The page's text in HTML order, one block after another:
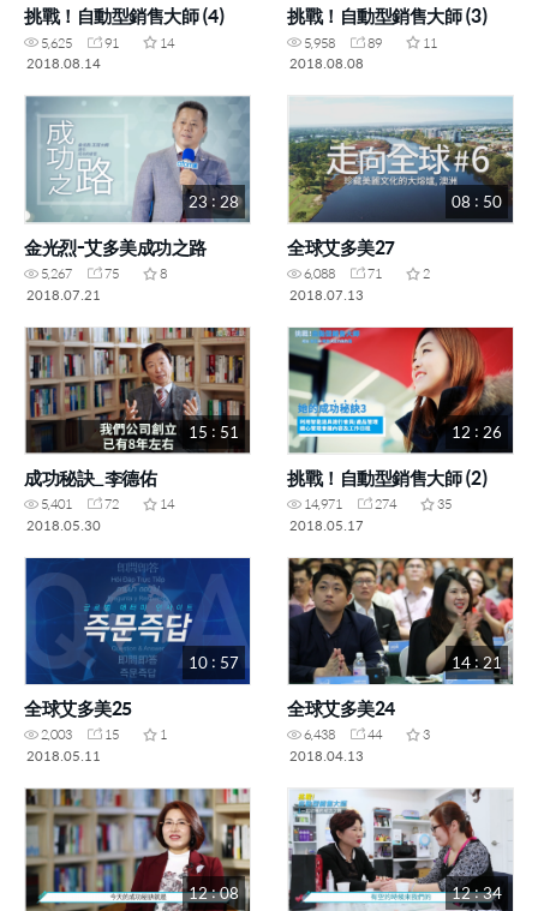
挑戰！自動型銷售大師 (4)
5,625 91
14
2018.08.14
挑戰！自動型銷售大師 (3)
5,958 89
11
2018.08.08
23 : 28
金光烈-艾多美成功之路
5,267 75
8
2018.07.21
08 : 50
全球艾多美27
6,088 71
2
2018.07.13
15 : 51
成功秘訣_李德佑
5,401 72
14
2018.05.30
12 : 26
挑戰！自動型銷售大師 (2)
14,971 274
35
2018.05.17
10 : 57
全球艾多美25
2,003 15
1
2018.05.11
14 : 21
全球艾多美24
6,438 44
3
2018.04.13
12 : 08 12 : 34